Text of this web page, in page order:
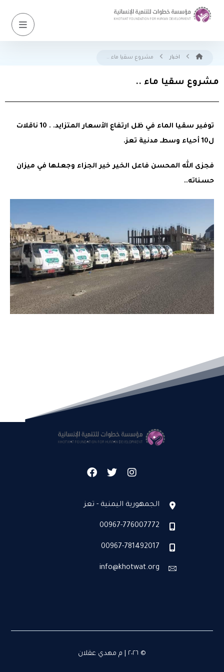
اخبار مشروع سقيا ماء ..
مشروع سقيا ماء ..
توفير سقيا الماء في ظل ارتفاع الأسعار المتزايد. . 10 ناقلات
ل10 أحياء وسطـ مدنية تعز.
فجزى الله المحسن فاعل الخير خير الجزاء وجعلها في ميزان
حسناته..
الجمهورية اليمنية - تعز
00967-776007772
00967-781492017
info@khotwat.org
© ٢٠٢٦ | م مهدي عقلان